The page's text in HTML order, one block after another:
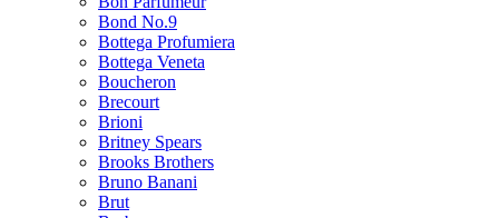
Bond No.9
Bottega Profumiera
Bottega Veneta
Boucheron
Brecourt
Brioni
Britney Spears
Brooks Brothers
Bruno Banani
Brut